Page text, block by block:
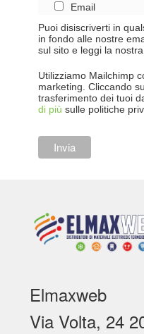
Email
Puoi disiscriverti in
in fondo alle nostre
sul sito e leggi la
Utilizziamo Mailchimp
marketing. Cliccando
trasferimento dei tuoi
di più sulle politiche
Elmaxweb
Via Volta, 24